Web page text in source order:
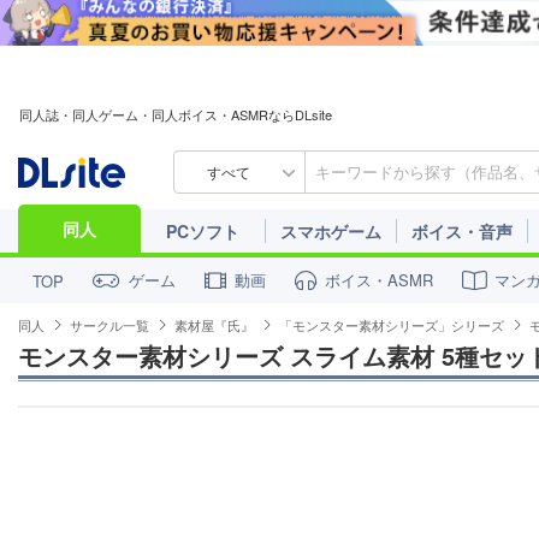
同人誌・同人ゲーム・同人ボイス・ASMRならDLsite
すべて
同人 PCソフト スマホゲーム ボイス・音声
TOP ゲーム 動画 ボイス・ASMR マン
同人 サークル一覧 素材屋『氏』 「モンスター素材シリーズ」シリーズ
モンスター素材シリーズ スライム素材 5種セッ